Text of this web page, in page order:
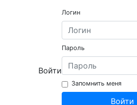
Войти
Логин
Пароль
Запомнить меня
Войти